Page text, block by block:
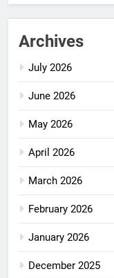
Archives
July 2026
June 2026
May 2026
April 2026
March 2026
February 2026
January 2026
December 2025